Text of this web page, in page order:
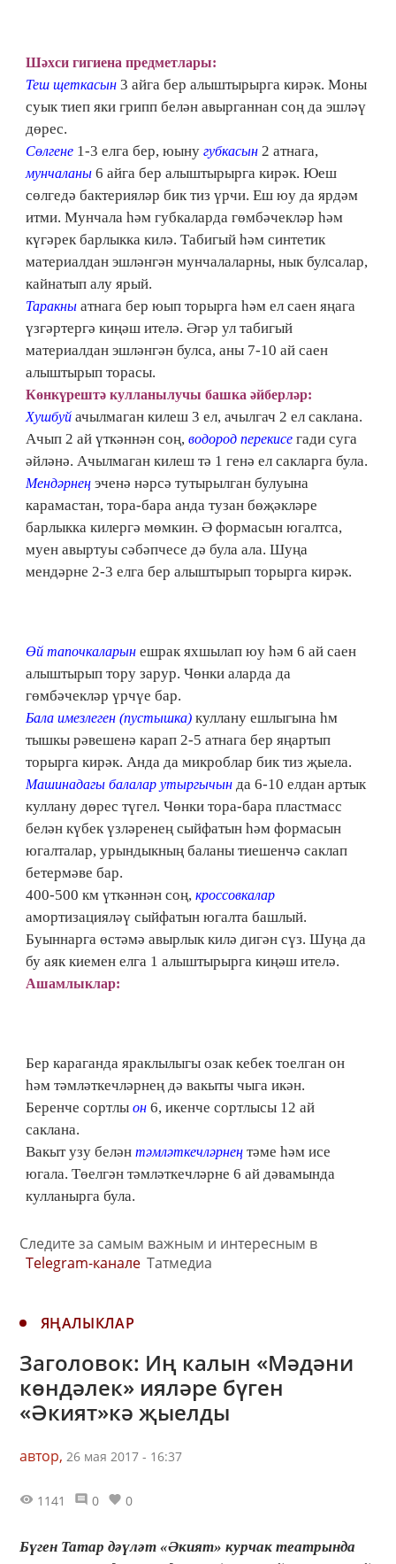
Шәхси гигиена предметлары:
Теш щеткасын 3 айга бер алыштырырга кирәк. Моны
суык тиеп яки грипп белән авырганнан соң да эшләү
дөрес.
Сөлгене 1-3 елга бер, юыну губкасын 2 атнага,
мунчаланы 6 айга бер алыштырырга кирәк. Юеш
сөлгедә бактерияләр бик тиз үрчи. Еш юу да ярдәм
итми. Мунчала һәм губкаларда гөмбәчекләр һәм
күгәрек барлыкка килә. Табигый һәм синтетик
материалдан эшләнгән мунчалаларны, нык булсалар,
кайнатып алу ярый.
Таракны атнага бер юып торырга һәм ел саен яңага
үзгәртергә киңәш ителә. Әгәр ул табигый
материалдан эшләнгән булса, аны 7-10 ай саен
алыштырып торасы.
Көнкүрештә кулланылучы башка әйберләр:
Хушбуй ачылмаган килеш 3 ел, ачылгач 2 ел саклана.
Ачып 2 ай үткәннән соң, водород перекисе гади суга
әйләнә. Ачылмаган килеш тә 1 генә ел сакларга була.
Мендәрнең эченә нәрсә тутырылган булуына
карамастан, тора-бара анда тузан бөҗәкләре
барлыкка килергә мөмкин. Ә формасын югалтса,
муен авыртуы сәбәпчесе дә була ала. Шуңа
мендәрне 2-3 елга бер алыштырып торырга кирәк.
Өй тапочкаларын ешрак яхшылап юу һәм 6 ай саен
алыштырып тору зарур. Чөнки аларда да
гөмбәчекләр үрчүе бар.
Бала имезлеген (пустышка) куллану ешлыгына һм
тышкы рәвешенә карап 2-5 атнага бер яңартып
торырга кирәк. Анда да микроблар бик тиз җыела.
Машинадагы балалар утыргычын да 6-10 елдан артык
куллану дөрес түгел. Чөнки тора-бара пластмасс
белән күбек үзләренең сыйфатын һәм формасын
югалталар, урындыкның баланы тиешенчә саклап
бетермәве бар.
400-500 км үткәннән соң, кроссовкалар
амортизацияләү сыйфатын югалта башлый.
Буыннарга өстәмә авырлык килә дигән сүз. Шуңа да
бу аяк киемен елга 1 алыштырырга киңәш ителә.
Ашамлыклар:
Бер караганда яраклылыгы озак кебек тоелган он
һәм тәмләткечләрнең дә вакыты чыга икән.
Беренче сортлы он 6, икенче сортлысы 12 ай
саклана.
Вакыт узу белән тәмләткечләрнең тәме һәм исе
югала. Төелгән тәмләткечләрне 6 ай дәвамында
кулланырга була.
Следите за самым важным и интересным в
Telegram-канале Татмедиа
ЯҢАЛЫКЛАР
Заголовок: Иң калын «Мәдәни
көндәлек» ияләре бүген
«Әкият»кә җыелды
автор, 26 мая 2017 - 16:37
1141 0 0
Бүген Татар дәүләт «Әкият» курчак театрында